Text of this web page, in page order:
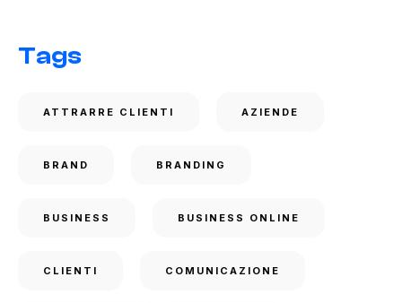
Tags
ATTRARRE CLIENTI AZIENDE
BRAND BRANDING
BUSINESS BUSINESS ONLINE
CLIENTI COMUNICAZIONE